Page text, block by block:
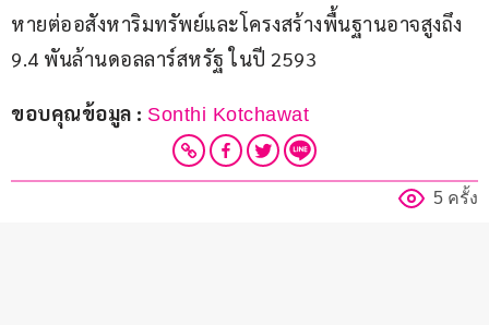
หายต่ออสังหาริมทรัพย์และโครงสร้างพื้นฐานอาจสูงถึง
9.4 พันล้านดอลลาร์สหรัฐ ในปี 2593
ขอบคุณข้อมูล : Sonthi Kotchawat
5 ครั้ง